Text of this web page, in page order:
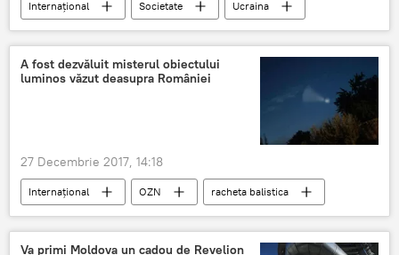
Internaţional Societate
Ucraina
evenimentul anului
Sondaj
A fost dezvăluit misterul obiectului
luminos văzut deasupra României
27 Decembrie 2017, 14:18
Internaţional OZN
racheta balistica
cer
România Rusia
Va primi Moldova un cadou de Revelion